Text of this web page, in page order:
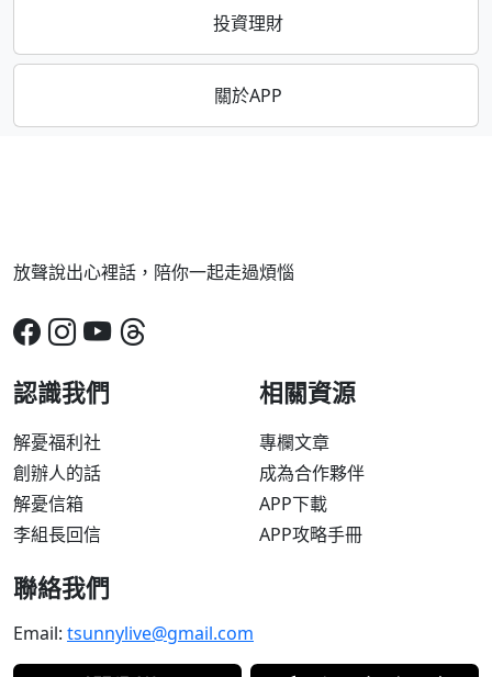
投資理財
關於APP
放聲說出心裡話，陪你一起走過煩惱
認識我們
解憂福利社
創辦人的話
解憂信箱
李組長回信
相關資源
專欄文章
成為合作夥伴
APP下載
APP攻略手冊
聯絡我們
Email: tsunnylive@gmail.com